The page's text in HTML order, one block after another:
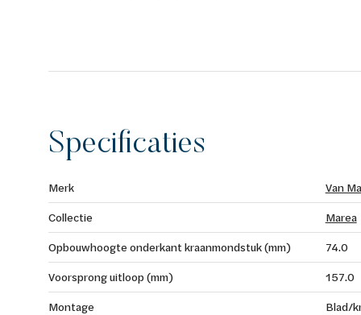
Specificaties
Merk
Van
Collectie
Marea
Opbouwhoogte onderkant kraanmondstuk (mm)
74.0
Voorsprong uitloop (mm)
157.0
Montage
Blad/